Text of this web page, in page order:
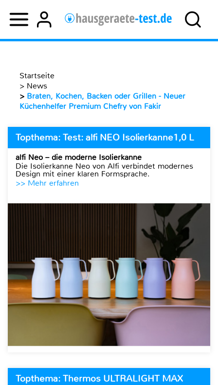
Startseite
> News
> Braten, Kochen, Backen oder Grillen - Neuer
Küchenhelfer Premium Chefry von Fakir
Topthema: Test: alfi NEO Isolierkanne1,0 L
alfi Neo – die moderne Isolierkanne
Die Isolierkanne Neo von Alfi verbindet modernes
Design mit einer klaren Formsprache.
>> Mehr erfahren
Topthema: Thermos ULTRALIGHT MAX